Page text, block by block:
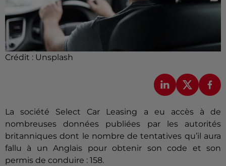
Crédit : Unsplash
La société Select Car Leasing a eu accès à de
nombreuses données publiées par les autorités
britanniques dont le nombre de tentatives qu’il aura
fallu à un Anglais pour obtenir son code et son
permis de conduire : 158.